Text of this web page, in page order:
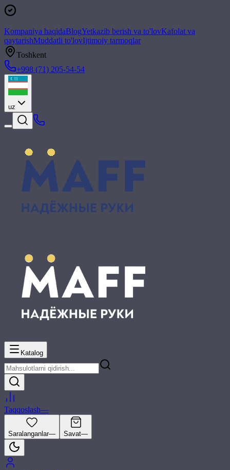
Kompaniya haqidaBlogYetkazib berish va to'lovKafolat va
qaytarishMuddatli to'lovIjtimoiy tarmoqlar
Toshkent
+998 (71) 205-54-54
uz
Katalog
Taqqoslash—
Saralanganlar— Savat—